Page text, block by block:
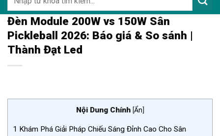
kiếm:
Đèn Module 200W vs 150W Sân
Pickleball 2026: Báo giá & So sánh |
Thành Đạt Led
Nội Dung Chính [Ẩn]
1 Khám Phá Giải Pháp Chiếu Sáng Đỉnh Cao Cho Sân